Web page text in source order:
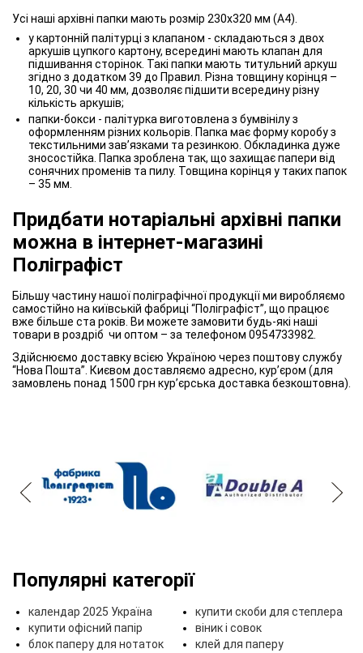
Усі наші архівні папки мають розмір 230х320 мм (А4).
у картонній палітурці з клапаном - складаються з двох
аркушів цупкого картону, всередині мають клапан для
підшивання сторінок. Такі папки мають титульний аркуш
згідно з додатком 39 до Правил. Різна товщину корінця –
10, 20, 30 чи 40 мм, дозволяє підшити всередину різну
кількість аркушів;
папки-бокси - палітурка виготовлена з бумвінілу з
оформленням різних кольорів. Папка має форму коробу з
текстильними зав’язками та резинкою. Обкладинка дуже
зносостійка. Папка зроблена так, що захищає папери від
сонячних променів та пилу. Товщина корінця у таких папок
– 35 мм.
Придбати нотаріальні архівні папки
можна в інтернет-магазині
Поліграфіст
Більшу частину нашої поліграфічної продукції ми виробляємо
самостійно на київській фабриці “Поліграфіст”, що працює
вже більше ста років. Ви можете замовити будь-які наші
товари в роздріб чи оптом – за телефоном 0954733982.
Здійснюємо доставку всією Україною через поштову службу
“Нова Пошта”. Києвом доставляємо адресно, кур’єром (для
замовлень понад 1500 грн кур’єрська доставка безкоштовна).
Популярні категорії
календар 2025 Україна
купити офісний папір
блок паперу для нотаток
купити скоби для степлера
віник і совок
клей для паперу